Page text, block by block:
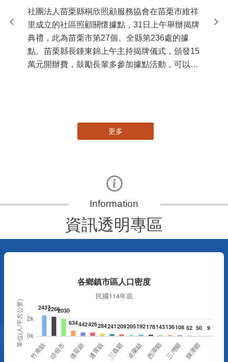
社團法人苗栗縣桐欣照顧服務協會在苗栗市維祥
里成立的社區照顧關懷據點，31日上午舉辦揭牌
典禮，此為苗栗市第27個、全縣第236處的據
點。苗栗縣長鍾東錦上午主持揭牌儀式，頒發15
萬元開辦費，鼓勵長輩多參加據點活動，可以更
苗
更多
資訊透明專區